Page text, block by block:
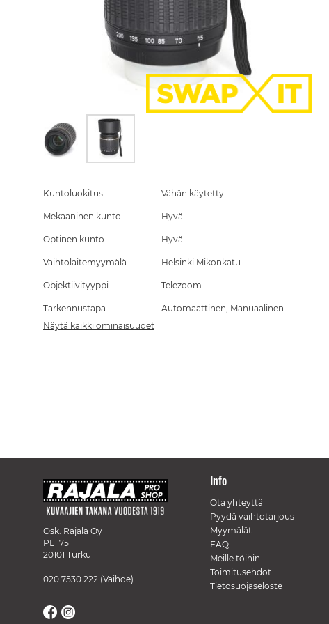
the
images
Kuntoluokitus Vähän käytetty
Mekaaninen kunto Hyvä
Optinen kunto Hyvä
Vaihtolaitemyymälä Helsinki Mikonkatu
Objektiivityyppi Telezoom
Tarkennustapa
Automaattinen, Manuaalinen
Näytä kaikki ominaisuudet
Osk. Rajala Oy
PL 175
20101 Turku
020 7530 222 (Vaihde)
Info
Ota yhteyttä
Pyydä vaihtotarjous
Myymälät
FAQ
Meille töihin
Toimitusehdot
Tietosuojaseloste